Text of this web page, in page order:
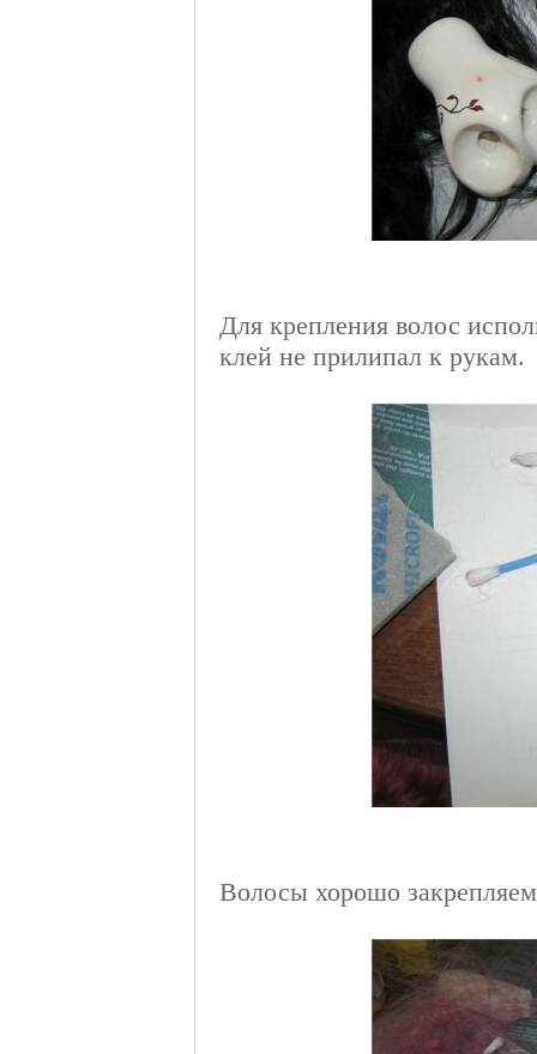
Для крепления волос
клей не прилипал к рукам.
Волосы хорошо